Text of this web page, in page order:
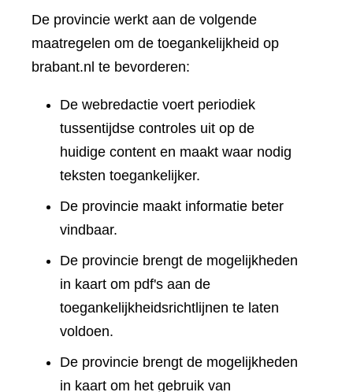
De provincie werkt aan de volgende
maatregelen om de toegankelijkheid op
brabant.nl te bevorderen:
De webredactie voert periodiek
tussentijdse controles uit op de
huidige content en maakt waar nodig
teksten toegankelijker.
De provincie maakt informatie beter
vindbaar.
De provincie brengt de mogelijkheden
in kaart om pdf's aan de
toegankelijkheidsrichtlijnen te laten
voldoen.
De provincie brengt de mogelijkheden
in kaart om het gebruik van